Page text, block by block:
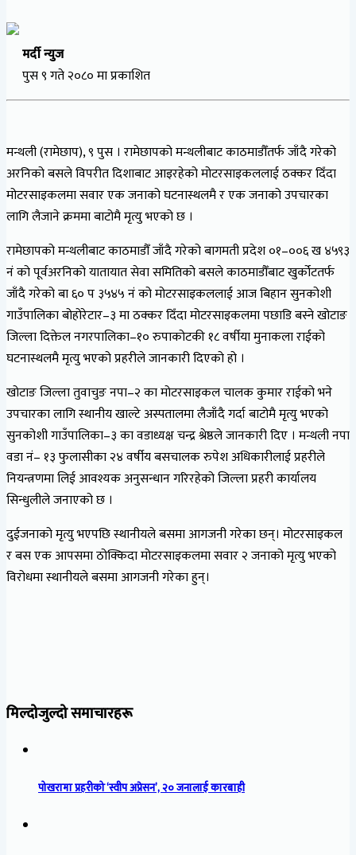
मर्दी न्युज
पुस ९ गते २०८० मा प्रकाशित
मन्थली (रामेछाप), ९ पुस । रामेछापको मन्थलीबाट काठमाडौँतर्फ जाँदै गरेको
अरनिको बसले विपरीत दिशाबाट आइरहेको मोटरसाइकललाई ठक्कर दिँदा
मोटरसाइकलमा सवार एक जनाको घटनास्थलमै र एक जनाको उपचारका
लागि लैजाने क्रममा बाटोमै मृत्यु भएको छ ।
रामेछापको मन्थलीबाट काठमाडौँ जाँदै गरेको बागमती प्रदेश ०१–००६ ख ४५९३
नं को पूर्वअरनिको यातायात सेवा समितिको बसले काठमाडौँबाट खुर्कोटतर्फ
जाँदै गरेको बा ६० प ३५४५ नं को मोटरसाइकललाई आज बिहान सुनकोशी
गाउँपालिका बोहोरेटार–३ मा ठक्कर दिँदा मोटरसाइकलमा पछाडि बस्ने खोटाङ
जिल्ला दिक्तेल नगरपालिका–१० रुपाकोटकी १८ वर्षीया मुनाकला राईको
घटनास्थलमै मृत्यु भएको प्रहरीले जानकारी दिएको हो ।
खोटाङ जिल्ला तुवाचुङ नपा–२ का मोटरसाइकल चालक कुमार राईको भने
उपचारका लागि स्थानीय खाल्टे अस्पतालमा लैजाँदै गर्दा बाटोमै मृत्यु भएको
सुनकोशी गाउँपालिका–३ का वडाध्यक्ष चन्द्र श्रेष्ठले जानकारी दिए । मन्थली नपा
वडा नं– १३ फुलासीका २४ वर्षीय बसचालक रुपेश अधिकारीलाई प्रहरीले
नियन्त्रणमा लिई आवश्यक अनुसन्धान गरिरहेको जिल्ला प्रहरी कार्यालय
सिन्धुलीले जनाएको छ ।
दुईजनाको मृत्यु भएपछि स्थानीयले बसमा आगजनी गरेका छन्। मोटरसाइकल
र बस एक आपसमा ठोक्किदा मोटरसाइकलमा सवार २ जनाको मृत्यु भएको
विरोधमा स्थानीयले बसमा आगजनी गरेका हुन्।
मिल्दोजुल्दो समाचारहरू
पोखरामा प्रहरीको ‘स्वीप अप्रेसन’, २० जनालाई कारबाही